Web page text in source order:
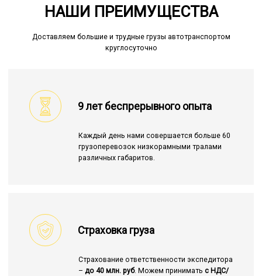
НАШИ ПРЕИМУЩЕСТВА
Доставляем большие и трудные грузы автотранспортом
круглосуточно
9 лет беспрерывного опыта
Каждый день нами совершается больше 60
грузоперевозок низкорамными тралами
различных габаритов.
Страховка груза
Страхование ответственности экспедитора
– до 40 млн. руб. Можем принимать с НДС/